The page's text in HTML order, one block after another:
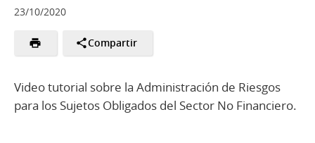
23/10/2020
Compartir
Video tutorial sobre la Administración de Riesgos
para los Sujetos Obligados del Sector No Financiero.